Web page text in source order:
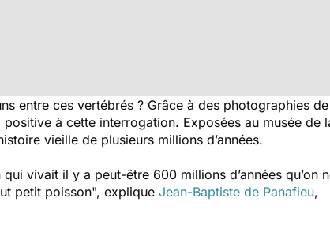
entre ces vertébrés ? Grâce à des photographies de
à cette interrogation. Exposées au musée de
vieille de plusieurs millions d’années.
vivait il y a peut-être 600 millions d’années qu’on
petit poisson", explique Jean-Baptiste de Panafieu,